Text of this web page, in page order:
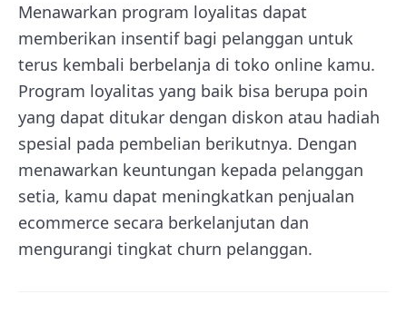
Menawarkan program loyalitas dapat
memberikan insentif bagi pelanggan untuk
terus kembali berbelanja di toko online kamu.
Program loyalitas yang baik bisa berupa poin
yang dapat ditukar dengan diskon atau hadiah
spesial pada pembelian berikutnya. Dengan
menawarkan keuntungan kepada pelanggan
setia, kamu dapat meningkatkan penjualan
ecommerce secara berkelanjutan dan
mengurangi tingkat churn pelanggan.